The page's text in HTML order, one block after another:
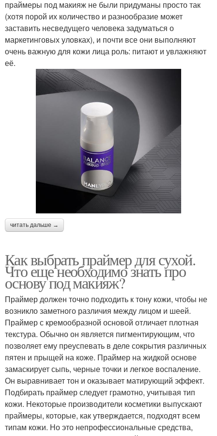
праймеры под макияж не были придуманы просто так
(хотя порой их количество и разнообразие может
заставить несведущего человека задуматься о
маркетинговых уловках), и почти все они выполняют
очень важную для кожи лица роль: питают и увлажняют
её.
читать дальше →
Как выбрать праймер для сухой.
Что еще необходимо знать про
основу под макияж?
Праймер должен точно подходить к тону кожи, чтобы не
возникло заметного различия между лицом и шеей.
Праймер с кремообразной основой отличает плотная
текстура. Обычно он является пигментирующим, что
позволяет ему преуспевать в деле сокрытия различных
пятен и прыщей на коже. Праймер на жидкой основе
замаскирует сыпь, черные точки и легкое воспаление.
Он выравнивает тон и оказывает матирующий эффект.
Подбирать праймер следует грамотно, учитывая тип
кожи. Некоторые производители косметики выпускают
праймеры, которые, как утверждается, подходят всем
типам кожи. Но это непрофессиональные средства,